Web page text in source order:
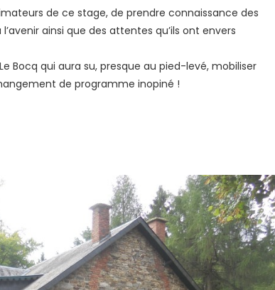
de ce stage, de prendre connaissance des
ainsi que des attentes qu’ils ont envers
Bocq qui aura su, presque au pied-levé, mobiliser
de programme inopiné !